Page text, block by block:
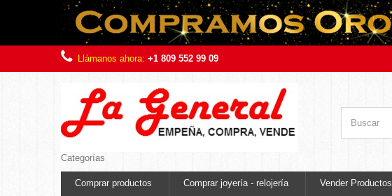
Llámanos ahora: +1 809 552 99 09
Categorías
Comprar productos Comprar joyería - relojería Vender Productos